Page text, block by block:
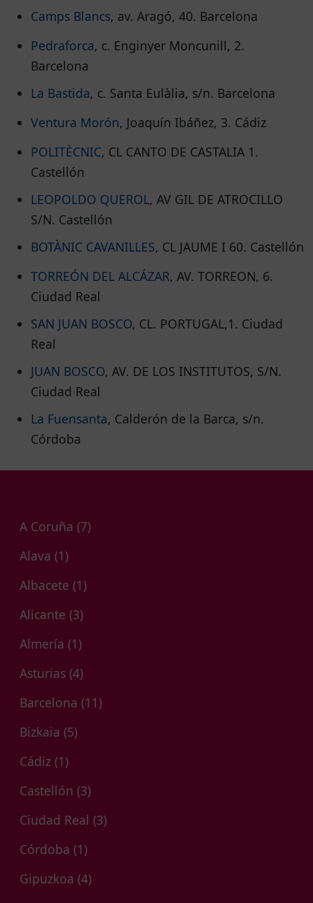
Camps Blancs, av. Aragó, 40. Barcelona
Pedraforca, c. Enginyer Moncunill, 2.
Barcelona
La Bastida, c. Santa Eulàlia, s/n. Barcelona
Ventura Morón, Joaquín Ibáñez, 3. Cádiz
POLITÈCNIC, CL CANTO DE CASTALIA 1.
Castellón
LEOPOLDO QUEROL, AV GIL DE ATROCILLO
S/N. Castellón
BOTÀNIC CAVANILLES, CL JAUME I 60. Castellón
TORREÓN DEL ALCÁZAR, AV. TORREON, 6.
Ciudad Real
SAN JUAN BOSCO, CL. PORTUGAL,1. Ciudad
Real
JUAN BOSCO, AV. DE LOS INSTITUTOS, S/N.
Ciudad Real
La Fuensanta, Calderón de la Barca, s/n.
Córdoba
A Coruña (7)
Alava (1)
Albacete (1)
Alicante (3)
Almería (1)
Asturias (4)
Barcelona (11)
Bizkaia (5)
Cádiz (1)
Castellón (3)
Ciudad Real (3)
Córdoba (1)
Gipuzkoa (4)